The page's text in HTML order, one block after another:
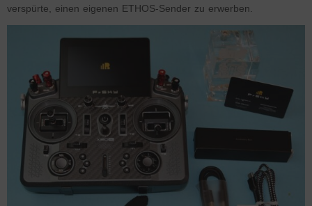
verspürte, einen eigenen ETHOS-Sender zu erwerben.